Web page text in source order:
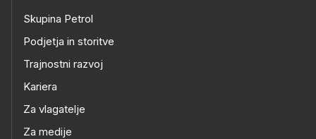
Skupina Petrol
Podjetja in storitve
Trajnostni razvoj
Kariera
Za vlagatelje
Za medije